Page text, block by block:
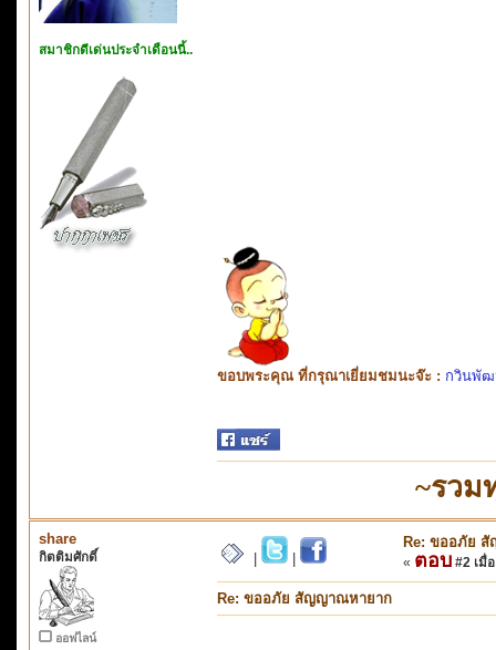
สมาชิกดีเด่นประจำเดือนนี้..
ขอบพระคุณ ที่กรุณาเยี่ยมชมนะจ๊ะ : กวินพั
~รวม
share
กิตติมศักดิ์
ออฟไลน์
Re: ขออภัย
« ตอบ #2 เมื่
Re: ขออภัย สัญญาณหายาก